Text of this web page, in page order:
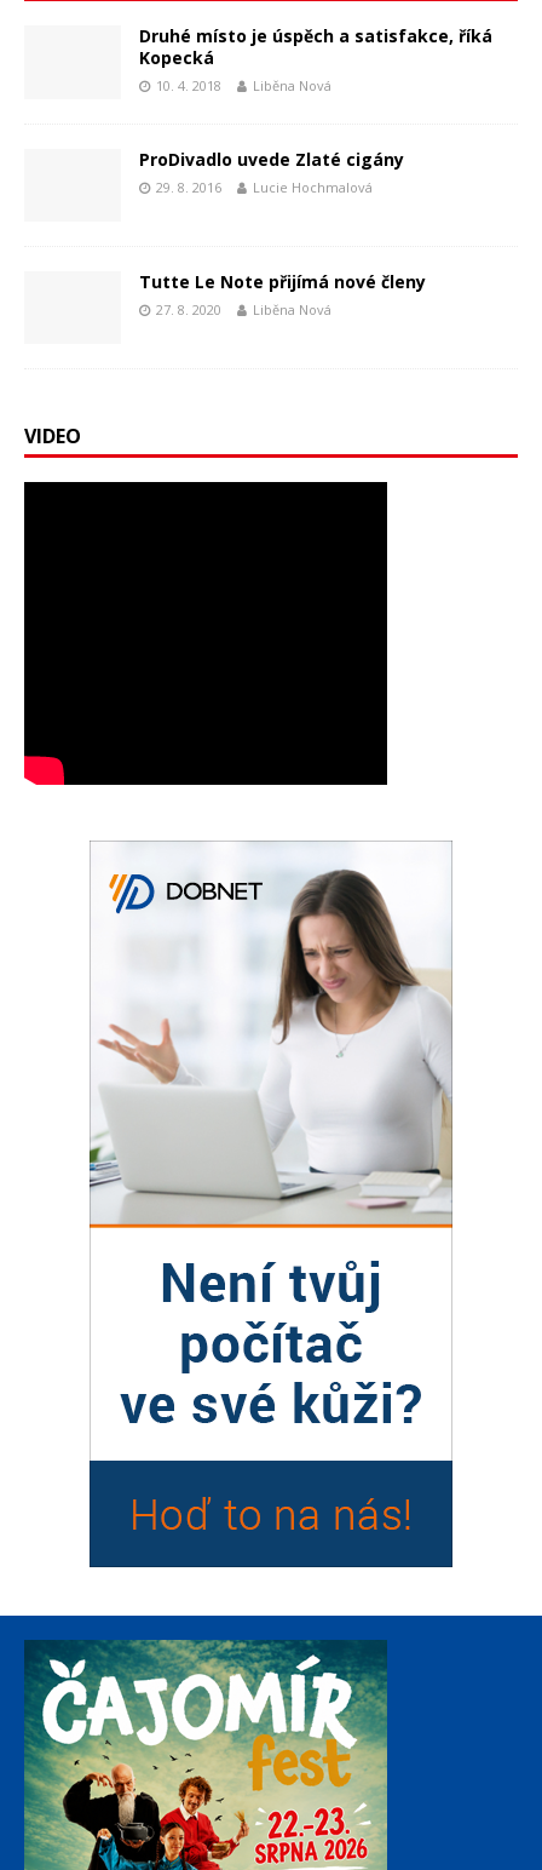
Druhé místo je úspěch a satisfakce, říká
Kopecká
10. 4. 2018 Liběna Nová
ProDivadlo uvede Zlaté cigány
29. 8. 2016 Lucie Hochmalová
Tutte Le Note přijímá nové členy
27. 8. 2020 Liběna Nová
VIDEO